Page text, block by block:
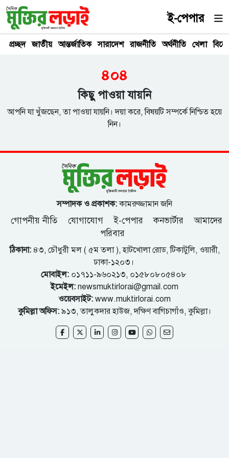
ই-পেপার
প্রচ্ছদ জাতীয় আন্তর্জাতিক সারাদেশ রাজনীতি অর্থনীতি খেলা
৪০৪
কিছু পাওয়া যায়নি
আপনি যা খুঁজছেন, তা পাওয়া যায়নি। দয়া করে, বিষয়টি সম্পর্কে নিশ্চিত হয়ে
নিন।
সম্পাদক ও প্রকাশক:কামরুজ্জামান জনি
গোপনীয় নীতি যোগাযোগ ই-পেপার কনভার্টার
আমাদের
পরিবার
ঠিকানা:৪৩, চৌধুরী মল ( ৫ম তলা ), হাটখোলা রোড, টিকাটুলি, ওয়ারী,
ঢাকা-১২০৩।
মোবাইল:০১৭১১-৯৬০২১৩, ০১৫৮০৮০৫৪০৮
ইমেইল: newsmuktirlorai@gmail.com
ওয়েবসাইট: www.muktirlorai.com
কুমিল্লা অফিস: ৯১৩, তালুকদার হাউজ, দক্ষিণ বাগিচাগাঁও, কুমিল্লা।